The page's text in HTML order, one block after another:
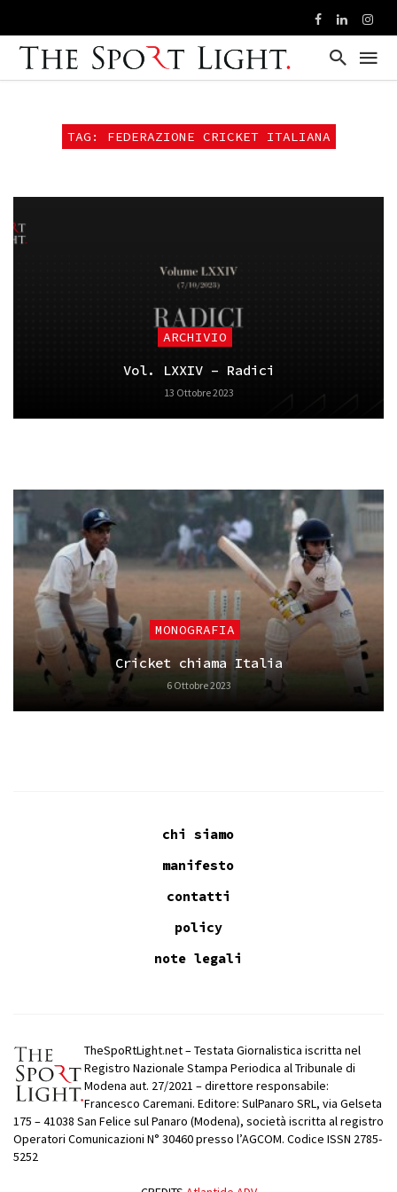
TAG: FEDERAZIONE CRICKET ITALIANA
ARCHIVIO
Vol. LXXIV – Radici
13 Ottobre 2023
MONOGRAFIA
Cricket chiama Italia
6 Ottobre 2023
chi siamo
manifesto
contatti
policy
note legali
TheSpoRtLight.net – Testata Giornalistica iscritta nel
Registro Nazionale Stampa Periodica al Tribunale di
Modena aut. 27/2021 – direttore responsabile:
Francesco Caremani. Editore: SulPanaro SRL, via Gelseta
175 – 41038 San Felice sul Panaro (Modena), società iscritta al registro
Operatori Comunicazioni N° 30460 presso l’AGCOM. Codice ISSN 2785-
5252